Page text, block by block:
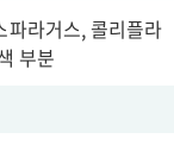
파라거스, 콜리플라
부분